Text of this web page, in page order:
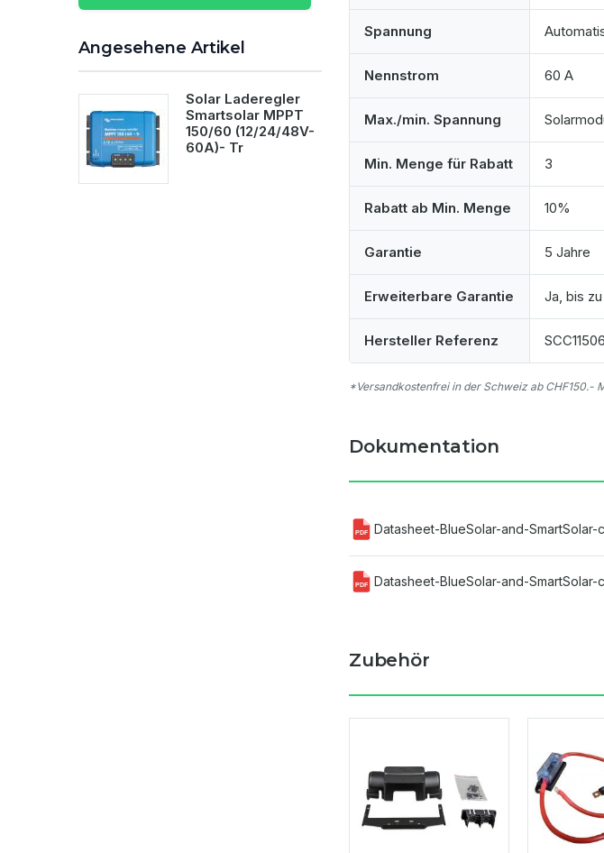
Angesehene Artikel
Solar Laderegler
Smartsolar MPPT
150/60 (12/24/48V-
60A)- Tr
Spannung
Nennstrom 60 A
Max./min. Spannung
Min. Menge für Rabatt 3
Rabatt ab Min. Menge 10%
Garantie 5 Jahre
Erweiterbare Garantie Ja, bis
Hersteller Referenz
*Versandkostenfrei in der Schweiz ab CHF150.-
Dokumentation
PDF Datasheet-BlueSolar-and-
PDF Datasheet-BlueSolar-and-
Zubehör